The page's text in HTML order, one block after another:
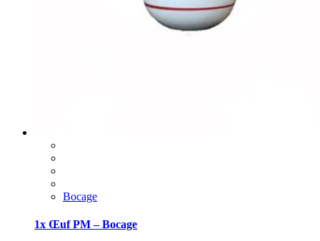
Bocage
1x Œuf PM – Bocage